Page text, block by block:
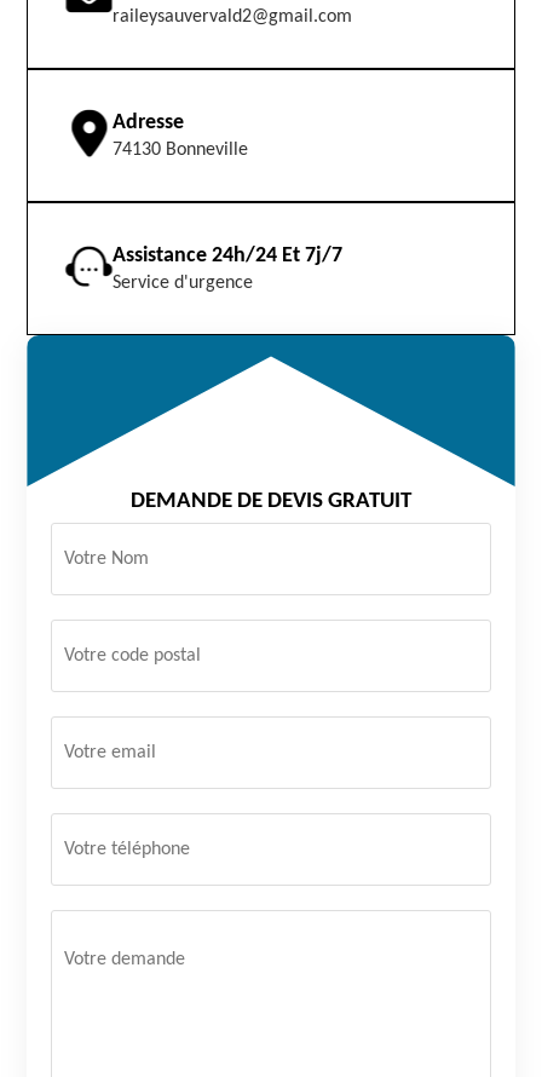
raileysauvervald2@gmail.com
Adresse
74130 Bonneville
Assistance 24h/24 Et 7j/7
Service d'urgence
DEMANDE DE DEVIS GRATUIT